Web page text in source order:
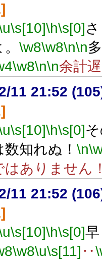
\s[10]\h\s[0]
\w8\w8\n\n
\w8\n\n余計
11 21:52
\s[10]\h\s[0]
数知れぬ！ \n
はありません
11 21:52
\s[10]\h\s[0]
\w8\u\s[11] ‥